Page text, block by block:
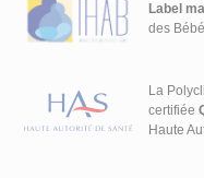
Label
des
La
certifiée
Haute